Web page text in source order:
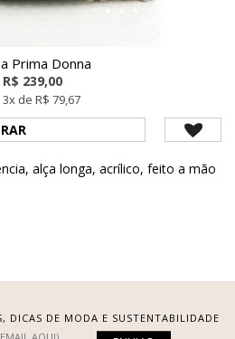
Prima Donna
R$ 239,00
de R$ 79,67
, alça longa, acrílico, feito a mão
DICAS DE MODA E SUSTENTABILIDADE